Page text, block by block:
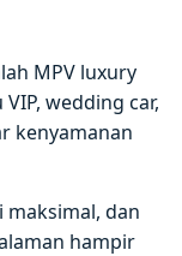
MPV luxury
wedding car,
kenyamanan
maksimal, dan
hampir